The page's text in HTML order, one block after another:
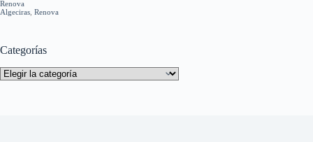
Renova
Algeciras Renova
Categorías
Categorías